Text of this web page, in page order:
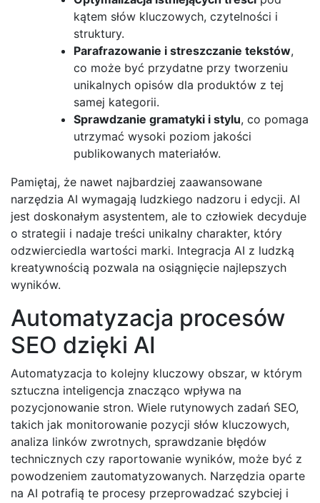
kątem słów kluczowych, czytelności i
struktury.
Parafrazowanie i streszczanie tekstów,
co może być przydatne przy tworzeniu
unikalnych opisów dla produktów z tej
samej kategorii.
Sprawdzanie gramatyki i stylu, co pomaga
utrzymać wysoki poziom jakości
publikowanych materiałów.
Pamiętaj, że nawet najbardziej zaawansowane
narzędzia AI wymagają ludzkiego nadzoru i edycji. AI
jest doskonałym asystentem, ale to człowiek decyduje
o strategii i nadaje treści unikalny charakter, który
odzwierciedla wartości marki. Integracja AI z ludzką
kreatywnością pozwala na osiągnięcie najlepszych
wyników.
Automatyzacja procesów
SEO dzięki AI
Automatyzacja to kolejny kluczowy obszar, w którym
sztuczna inteligencja znacząco wpływa na
pozycjonowanie stron. Wiele rutynowych zadań SEO,
takich jak monitorowanie pozycji słów kluczowych,
analiza linków zwrotnych, sprawdzanie błędów
technicznych czy raportowanie wyników, może być z
powodzeniem zautomatyzowanych. Narzędzia oparte
na AI potrafią te procesy przeprowadzać szybciej i